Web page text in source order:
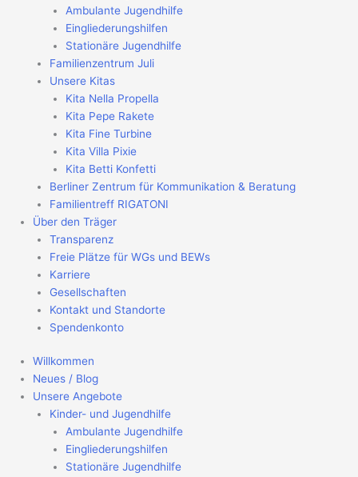
Ambulante Jugendhilfe
Eingliederungshilfen
Stationäre Jugendhilfe
Familienzentrum Juli
Unsere Kitas
Kita Nella Propella
Kita Pepe Rakete
Kita Fine Turbine
Kita Villa Pixie
Kita Betti Konfetti
Berliner Zentrum für Kommunikation & Beratung
Familientreff RIGATONI
Über den Träger
Transparenz
Freie Plätze für WGs und BEWs
Karriere
Gesellschaften
Kontakt und Standorte
Spendenkonto
Willkommen
Neues / Blog
Unsere Angebote
Kinder- und Jugendhilfe
Ambulante Jugendhilfe
Eingliederungshilfen
Stationäre Jugendhilfe